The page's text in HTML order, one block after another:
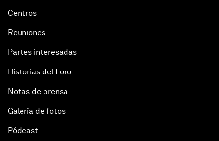
Centros
Reuniones
Partes interesadas
Historias del Foro
Notas de prensa
Galería de fotos
Pódcast